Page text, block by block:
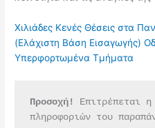
Χιλιάδες Κενές Θέσεις στα
(Ελάχιστη Βάση Εισαγωγής)
Υπερφορτωμένα Τμήματα
Προσοχή!
Επιτρέπεται
πληροφοριών του